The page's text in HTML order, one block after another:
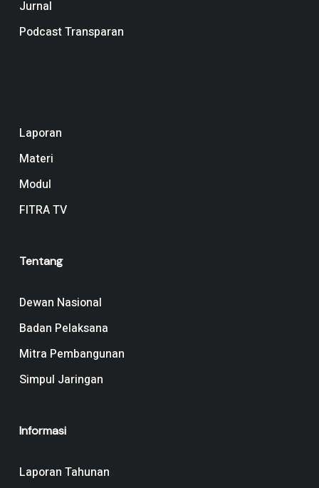
Jurnal
Podcast Transparan
Laporan
Materi
Modul
FITRA TV
Tentang
Dewan Nasional
Badan Pelaksana
Mitra Pembangunan
Simpul Jaringan
Informasi
Laporan Tahunan